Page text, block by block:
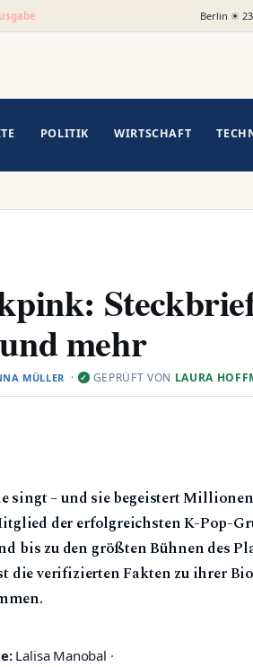
Berlin ☀
POLITIK WIRTSCHAFT
mehr
MÜLLER · ✓ GEPRÜFT VON LAURA
singt – und sie begeistert
der erfolgreichsten K-Pop-
bis zu den größten Bühnen des
die verifizierten Fakten zu ihrer
Lalisa Manobal ·